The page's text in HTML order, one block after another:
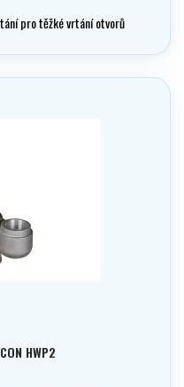
pro těžké vrtání otvorů
HWP2